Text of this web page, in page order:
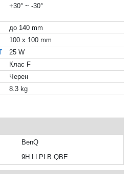
+30° ~ -30°
до 140 mm
100 x 100 mm
25 W
Клас F
Черен
8.3 kg
BenQ
9H.LLPLB.QBE